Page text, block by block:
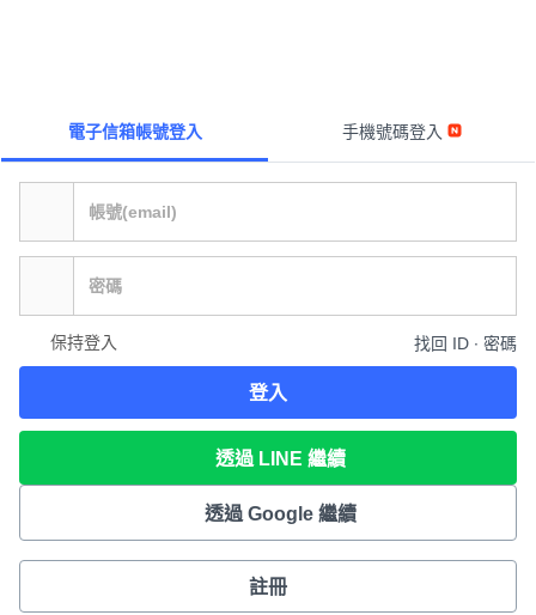
電子信箱帳號登入 手機號碼登入
保持登入 找回 ID ∙ 密碼
登入
透過 LINE 繼續
透過 Google 繼續
註冊